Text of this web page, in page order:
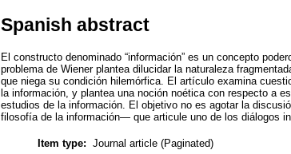
Spanish abstract
El constructo denominado “información” es un concepto
problema de Wiener plantea dilucidar la naturaleza
que niega su condición hilemórfica. El artículo examina
la información, y plantea una noción noética con respecto a
estudios de la información. El objetivo no es agotar la
filosofía de la información— que articule uno de los diálogos
Item type: Journal article (Paginated)